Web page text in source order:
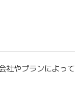
社やプランによって